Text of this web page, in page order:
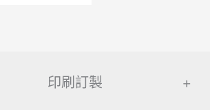
印刷訂製 +